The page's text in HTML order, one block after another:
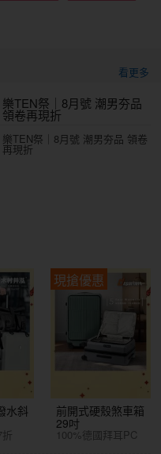
看更多
樂TEN祭｜8月號 潮男夯品
領卷再現折
樂TEN祭｜8月號 潮男夯品 領卷
再現折
水斜
現搶優惠
前開式硬殼煞車箱
29吋
100%德國拜耳PC